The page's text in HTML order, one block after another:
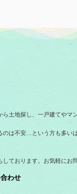
土地探し、一戸建てやマ
は不安…という方も多いは
ております。お気軽にお
わせ